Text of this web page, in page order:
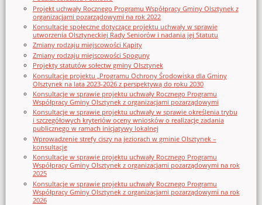
Projekt uchwały Rocznego Programu Współpracy Gminy Olsztynek z
organizacjami pozarządowymi na rok 2022
Konsultacje społeczne dotyczące projektu uchwały w sprawie
utworzenia Olsztyneckiej Rady Seniorów i nadania jej Statutu
Zmiany rodzaju miejscowości Kąpity
Zmiany rodzaju miejscowości Spoguny
Projekty statutów sołectw gminy Olsztynek
Konsultacje projektu „Programu Ochrony Środowiska dla Gminy
Olsztynek na lata 2023-2026 z perspektywą do roku 2030
Konsultacje w sprawie projektu uchwały Rocznego Programu
Współpracy Gminy Olsztynek z organizacjami pozarządowymi
Konsultacje w sprawie projektu uchwały w sprawie określenia trybu
i szczegółowych kryteriów oceny wniosków o realizację zadania
publicznego w ramach inicjatywy lokalnej
Wprowadzenie strefy ciszy na jeziorach w gminie Olsztynek –
konsultacje
Konsultacje w sprawie projektu uchwały Rocznego Programu
Współpracy Gminy Olsztynek z organizacjami pozarządowymi na rok
2025
Konsultacje w sprawie projektu uchwały Rocznego Programu
Współpracy Gminy Olsztynek z organizacjami pozarządowymi na rok
2026